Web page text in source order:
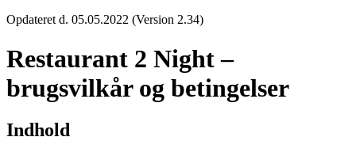
Opdateret d. 05.05.2022 (Version 2.34)
Restaurant 2 Night –
brugsvilkår og betingelser
Indhold